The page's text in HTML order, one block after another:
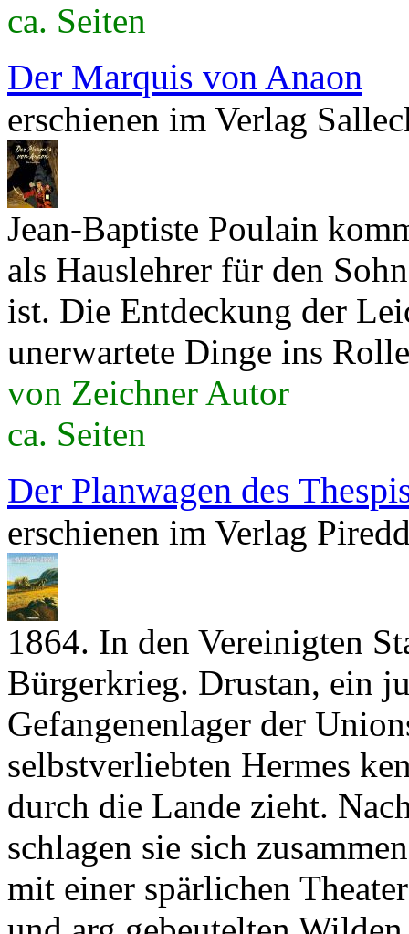
ca. Seiten
Der Marquis von Anaon
erschienen im Verlag
Jean-Baptiste Poulain
als Hauslehrer für den
ist. Die Entdeckung der
unerwartete Dinge ins
von Zeichner Autor
ca. Seiten
Der Planwagen des
erschienen im Verlag
1864. In den Vereinigten
Bürgerkrieg. Drustan, ein
Gefangenenlager der
selbstverliebten Hermes
durch die Lande zieht.
schlagen sie sich
mit einer spärlichen